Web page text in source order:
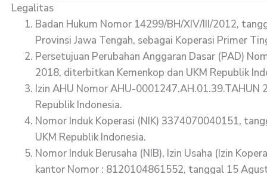
Legalitas
Badan Hukum Nomor 14299/BH/XIV/III/2012,
Provinsi Jawa Tengah, sebagai Koperasi Primer
Persetujuan Perubahan Anggaran Dasar (PAD)
2018, diterbitkan Kemenkop dan UKM Republik
Izin AHU Nomor AHU-
Republik Indonesia.
Nomor Induk Koperasi (NIK) 3374070040151,
UKM Republik Indonesia.
Nomor Induk Berusaha (NIB), Izin Usaha (Izin
kantor Nomor : 8120104861552, tanggal 15